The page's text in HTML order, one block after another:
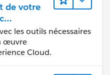
de votre
les outils nécessaires
œuvre
Cloud.